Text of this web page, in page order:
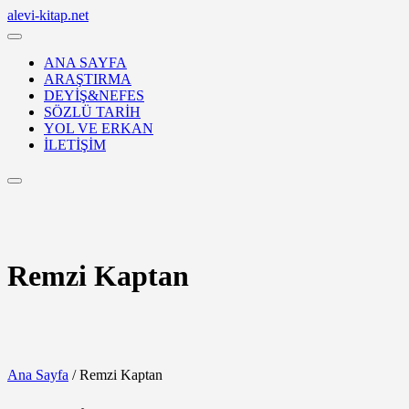
Skip
to
alevi-kitap.net
ANA SAYFA
ARAŞTIRMA
DEYİŞ&NEFES
SÖZLÜ TARİH
YOL VE ERKAN
İLETİŞİM
Remzi Kaptan
Ana Sayfa / Remzi Kaptan